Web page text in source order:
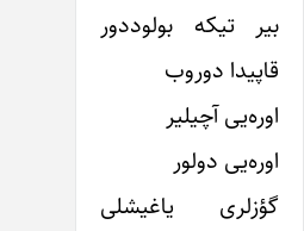
بیر تیکه بولوددور
قاپیدا دوروب
اوره‌یی آچیلیر
اوره‌یی دولور
گؤزلری یاغیشلی